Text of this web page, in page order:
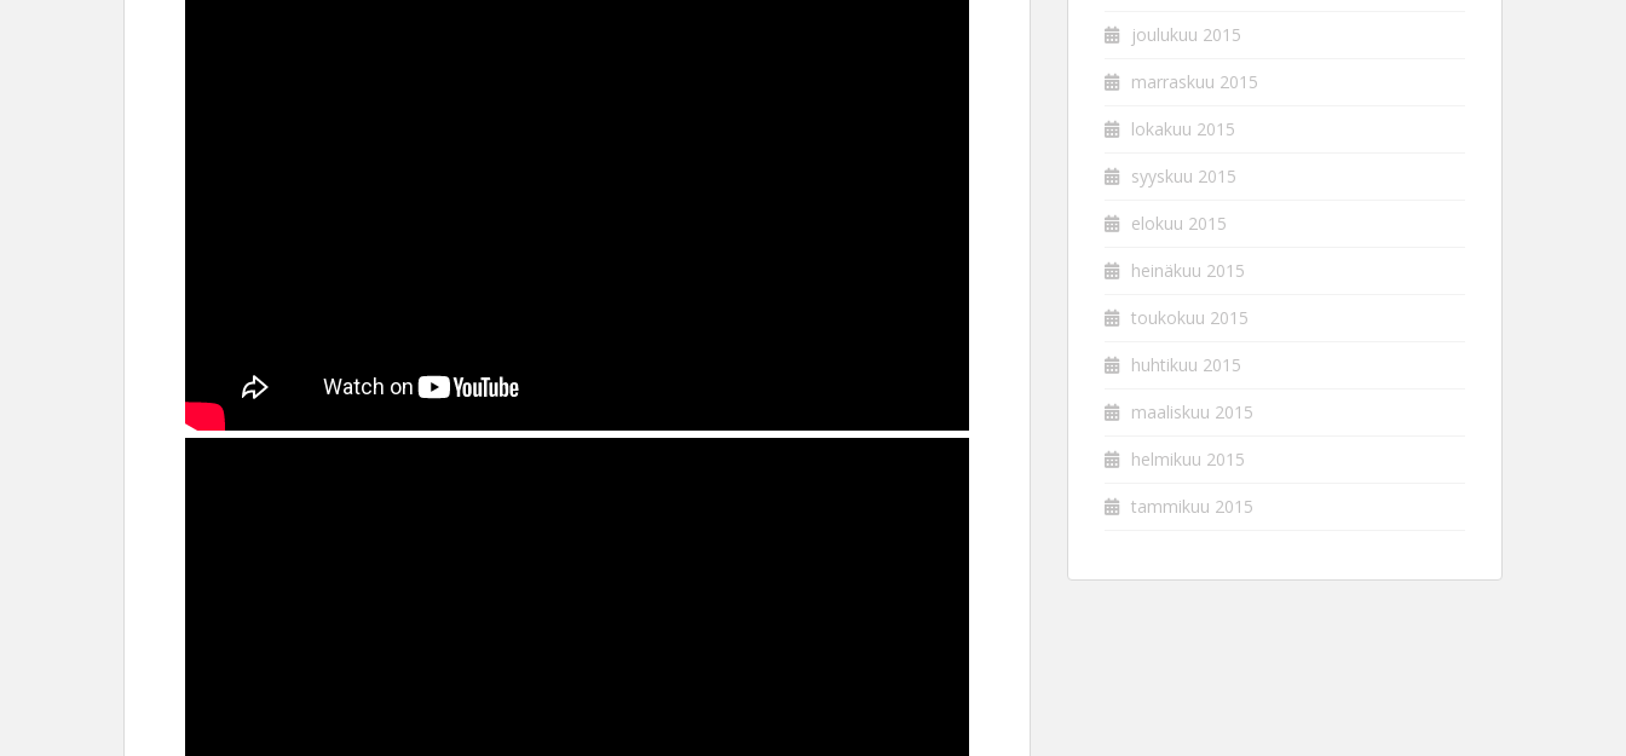
joulukuu 2015
marraskuu 2015
lokakuu 2015
syyskuu 2015
elokuu 2015
heinäkuu 2015
toukokuu 2015
huhtikuu 2015
maaliskuu 2015
helmikuu 2015
tammikuu 2015